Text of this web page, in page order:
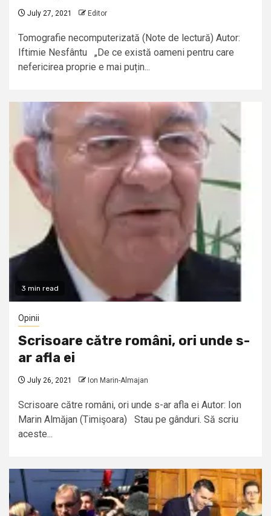
July 27, 2021 Editor
Tomografie necomputerizată (Note de lectură) Autor:
Iftimie Nesfântu „De ce există oameni pentru care
nefericirea proprie e mai puțin...
3 min read
Opinii
Scrisoare către români, ori unde s-
ar afla ei
July 26, 2021 Ion Marin-Almajan
Scrisoare către români, ori unde s-ar afla ei Autor: Ion
Marin Almăjan (Timişoara) Stau pe gânduri. Să scriu
aceste...